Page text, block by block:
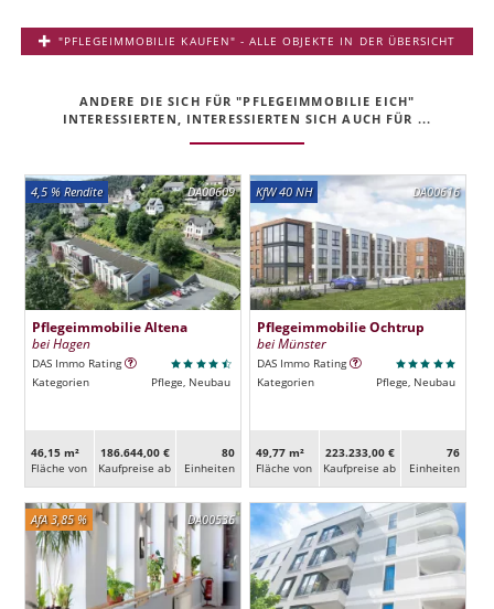
"PFLEGEIMMOBILIE KAUFEN" - ALLE OBJEKTE IN DER ÜBERSICHT
ANDERE DIE SICH FÜR "PFLEGEIMMOBILIE EICH"
INTERESSIERTEN, INTERESSIERTEN SICH AUCH FÜR ...
DA00609
4,5 % Rendite
Pflegeimmobilie Altena
bei Hagen
DAS Immo Rating
Kategorien
Pflege, Neubau
46,15 m²
Fläche von
186.644,00 €
Kaufpreise ab
80
Ein­heiten
DA00616
KfW 40 NH
Pflegeimmobilie Ochtrup
bei Münster
DAS Immo Rating
Kategorien
Pflege, Neubau
49,77 m²
Fläche von
223.233,00 €
Kaufpreise ab
76
Ein­heiten
DA00536
AfA 3,85 %